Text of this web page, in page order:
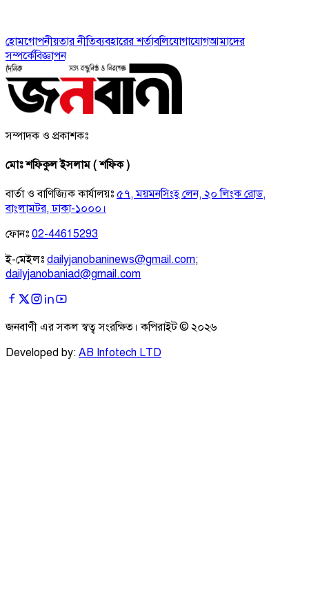
হোমগোপনীয়তার নীতিব্যবহারের শর্তাবলিযোগাযোগআমাদের
সম্পর্কেবিজ্ঞাপন
সম্পাদক ও প্রকাশকঃ
মোঃ শফিকুল ইসলাম ( শফিক )
বার্তা ও বাণিজ্যিক কার্যালয়ঃ ৫৭, ময়মনসিংহ লেন, ২০ লিংক রোড,
বাংলামটর, ঢাকা-১০০০।
ফোনঃ 02-44615293
ই-মেইলঃ dailyjanobaninews@gmail.com;
dailyjanobaniad@gmail.com
জনবাণী এর সকল স্বত্ব সংরক্ষিত। কপিরাইট © ২০২৬
Developed by: AB Infotech LTD